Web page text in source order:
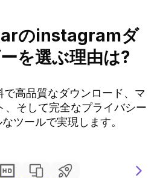
のinstagramダ
を選ぶ理由は?
高品質なダウンロード、マ
、そして完全なプライバシー
ツールで実現します。